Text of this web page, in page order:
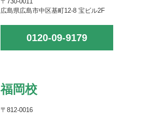
広島県広島市中区基町12-8 宝ビル2F
0120-09-9179
福岡校
〒812-0016